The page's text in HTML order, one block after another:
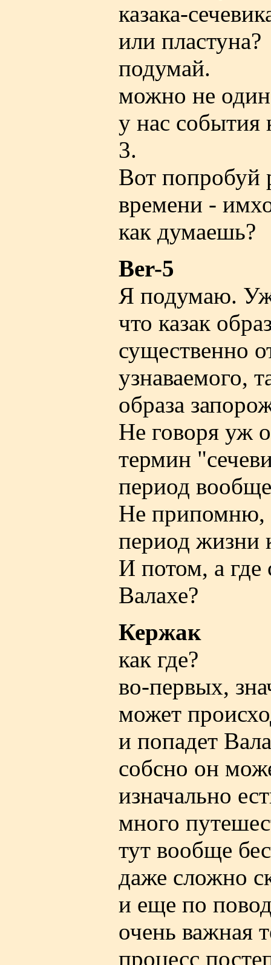
казака-
или пластуна?
подумай.
можно не
у нас события
3.
Вот попробуй
времени -
как думаешь?
Ber-5
Я подумаю.
что казак
существенно
узнаваемого,
образа
Не говоря уж
термин
период
Не припомню,
период жизни
И потом, а где
Валахе?
Кержак
как где?
во-первых,
может
и попадет
собсно он
изначально
много
тут вообще
даже сложно
и еще по
очень важная
процесс